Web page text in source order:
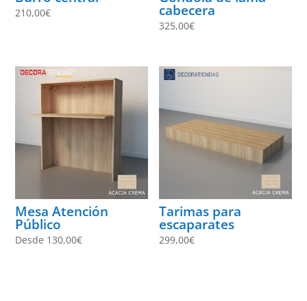
210,00€ cabecera
325,00€
Mesa Atención
Público
Desde 130,00€
Tarimas para
escaparates
299,00€